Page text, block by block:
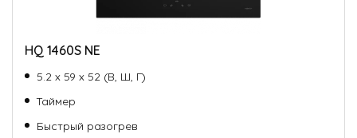
HQ 1460S NE
5.2 х 59 х 52 (В, Ш, Г)
Таймер
Быстрый разогрев